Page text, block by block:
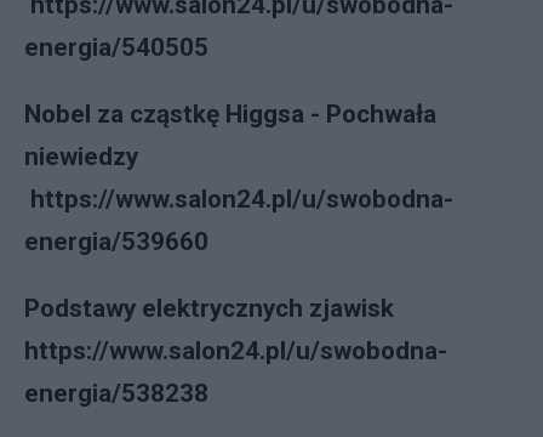
energia/540505
Nobel za cząstkę Higgsa - Pochwała
niewiedzy
https://www.salon24.pl/u/swobodna-
energia/539660
Podstawy elektrycznych zjawisk
https://www.salon24.pl/u/swobodna-
energia/538238